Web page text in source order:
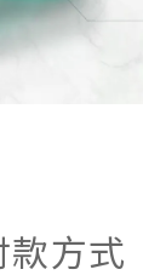
款方式